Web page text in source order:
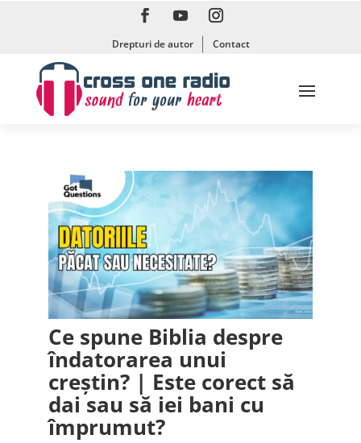
Drepturi de autor Contact
Ce spune Biblia despre
îndatorarea unui
creștin? | Este corect să
dai sau să iei bani cu
împrumut?